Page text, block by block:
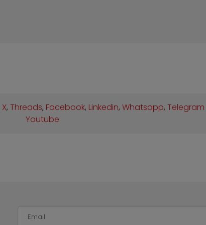
X,Threads, Facebook, Linkedin,Whatsapp,Telegram
Youtube